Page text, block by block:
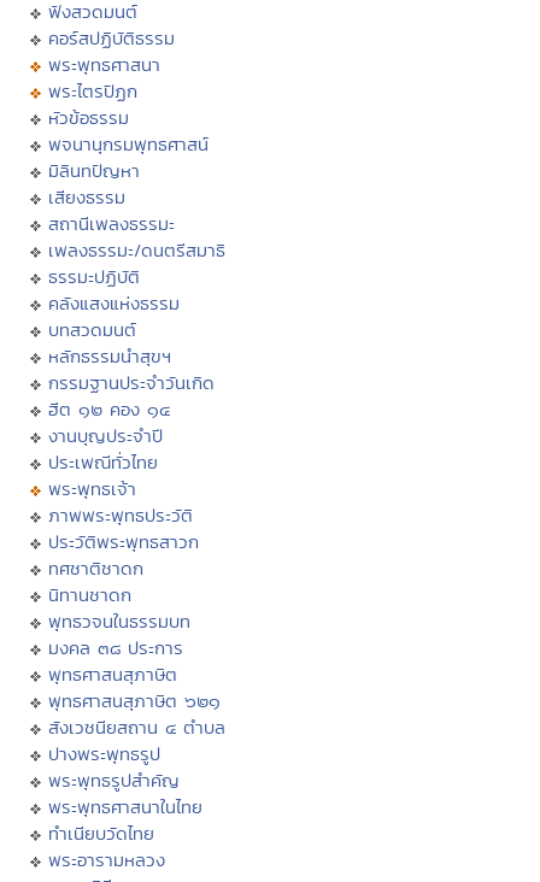
ฟังสวดมนต์
คอร์สปฏิบัติธรรม
พระพุทธศาสนา
พระไตรปิฏก
หัวข้อธรรม
พจนานุกรมพุทธศาสน์
มิลินทปัญหา
เสียงธรรม
สถานีเพลงธรรมะ
เพลงธรรมะ/ดนตรีสมาธิ
ธรรมะปฏิบัติ
คลังแสงแห่งธรรม
บทสวดมนต์
หลักธรรมนำสุขฯ
กรรมฐานประจำวันเกิด
ฮีต ๑๒ คอง ๑๔
งานบุญประจำปี
ประเพณีทั่วไทย
พระพุทธเจ้า
ภาพพระพุทธประวัติ
ประวัติพระพุทธสาวก
ทศชาติชาดก
นิทานชาดก
พุทธวจนในธรรมบท
มงคล ๓๘ ประการ
พุทธศาสนสุภาษิต
พุทธศาสนสุภาษิต ๖๒๑
สังเวชนียสถาน ๔ ตำบล
ปางพระพุทธรูป
พระพุทธรูปสำคัญ
พระพุทธศาสนาในไทย
ทำเนียบวัดไทย
พระอารามหลวง